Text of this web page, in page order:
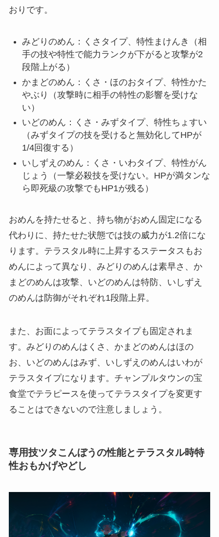
おりです。
みどりのめん：くさタイプ、特性まけんき（相
手の技や特性で能力ランクが下がると攻撃が2
段階上がる）
かまどのめん：くさ・ほのおタイプ、特性かた
やぶり（攻撃時に相手の特性の影響を受けな
い）
いどのめん：くさ・みずタイプ、特性ちょすい
（みずタイプの技を受けると無効化してHPが
1/4回復する）
いしずえのめん：くさ・いわタイプ、特性がん
じょう（一撃必殺技を受けない。HPが満タンな
ら即死級の攻撃でもHP1が残る）
おめんを持たせると、持ち物がおめん固定になる
代わりに、持たせた状態では技の威力が1.2倍にな
ります。テラスタル時に上昇するステータスもお
めんによって異なり、みどりのめんは素早さ、か
まどのめんは攻撃、いどのめんは特防、いしずえ
のめんは防御がそれぞれ1段階上昇。
また、お面によってテラスタイプも固定されま
す。みどりのめんはくさ、かまどのめんはほの
お、いどのめんはみず、いしずえのめんはいわが
テラスタイプになります。チャンプルタウンの宝
食堂でテラピースを使ってテラスタイプを変更す
ることはできないので注意しましょう。
専用技ツタこんぼうの性能とテラスタル時特
性おもかげやどし